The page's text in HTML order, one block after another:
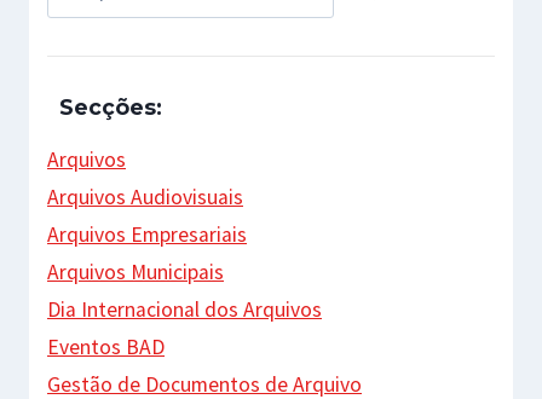
Secções:
Arquivos
Arquivos Audiovisuais
Arquivos Empresariais
Arquivos Municipais
Dia Internacional dos Arquivos
Eventos BAD
Gestão de Documentos de Arquivo